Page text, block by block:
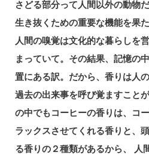
さどる部分って人間以外の動物
⽣き抜くための重要な機能を果
人間の嗅覚は⽂化的な暮らしを
まっていて。その結果、記憶の
置にある訳。だから、香りは人
過去の出来事を呼び覚ますこと
の中でもコーヒーの⾹りは、コ
ラックスさせてくれる香りと、
る香りの２種類があるから、 ⼈